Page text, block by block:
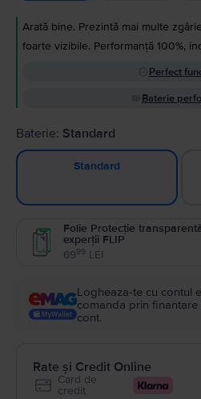
Arată bine. Prezintă mai multe
foarte vizibile. Performanță 100%,
Perfect
Baterie
Baterie: Standard
Standard
Folie Protecție
experții FLIP
6999 LEI
Logheaza-te cu contul
comanda prin
cont.
Rate și Credit Online
Card de
credit